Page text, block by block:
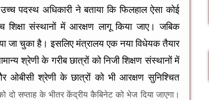
पदस्थ अधिकारी ने बताया कि फिलहाल ऐसा कोई
संस्थानों में आरक्षण लागू किया जाए। जबिक
जा चुका है। इसलिए मंत्रालय एक नया विधेयक तैयार
श्रेणी के गरीब छात्रों को निजी शिक्षण संस्थानों में
ओबीसी श्रेणी के छात्रों को भी आरक्षण सुनिश्चित
दो सप्ताह के भीतर केंद्रीय कैबिनेट को भेज दिया जाएगा।